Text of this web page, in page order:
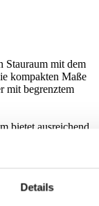
Details
mit dem
kompakten Maße
bietet ausreichend
für eine